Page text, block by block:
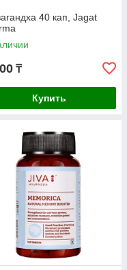
40 кап, Jagat
₸
Купить